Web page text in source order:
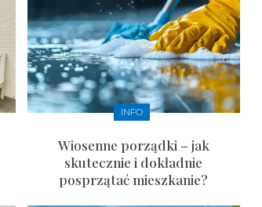
INFO
Wiosenne porządki – jak
skutecznie i dokładnie
posprzątać mieszkanie?